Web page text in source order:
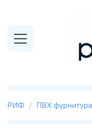
РИФ ПВХ фурнитура